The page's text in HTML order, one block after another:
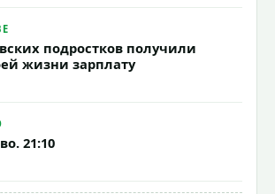
подростков получили
жизни зарплату
21:10